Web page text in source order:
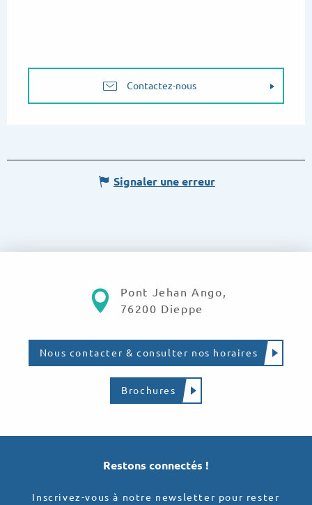
Contactez-nous
Signaler une erreur
Pont Jehan Ango,
76200 Dieppe
Nous contacter & consulter nos horaires
Brochures
Restons connectés !
Inscrivez-vous à notre newsletter pour rester